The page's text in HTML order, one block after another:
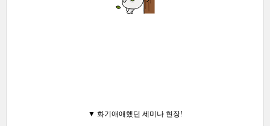
▼ 화기애애했던 세미나 현장!